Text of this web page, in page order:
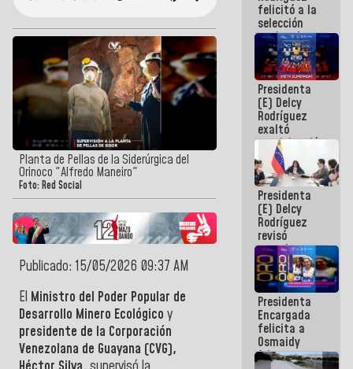
Planta de Pellas de la Siderúrgica del
Orinoco "Alfredo Maneiro"
Foto: Red Social
Publicado: 15/05/2026 09:37 AM
El Ministro del Poder Popular de
Desarrollo Minero Ecológico y
presidente de la Corporación
Venezolana de Guayana (CVG),
felicitó a la
selección
nacional
masculina
de voleibol
campeona
de la Copa
Panamericana
Sub-17
Presidenta
(E) Delcy
Rodríguez
exaltó
participación
de
Venezuela
en Juegos
Centroamericanos
y del Caribe
2026
Presidenta
(E) Delcy
Rodríguez
revisó
agenda
económica y
ejecución de
fondos de
emergencia
post-sismos
Presidenta
Encargada
felicita a
Osmaidy
Arias y